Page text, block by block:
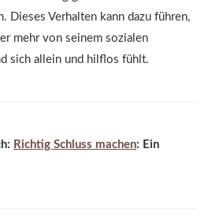
Dieses Verhalten kann dazu führen,
mehr von seinem sozialen
sich allein und hilflos fühlt.
Richtig Schluss machen: Ein